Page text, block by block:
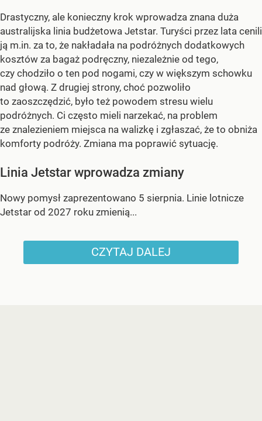
Drastyczny, ale konieczny krok wprowadza znana duża
australijska linia budżetowa Jetstar. Turyści przez lata cenili
ją m.in. za to, że nakładała na podróżnych dodatkowych
kosztów za bagaż podręczny, niezależnie od tego,
czy chodziło o ten pod nogami, czy w większym schowku
nad głową. Z drugiej strony, choć pozwoliło
to zaoszczędzić, było też powodem stresu wielu
podróżnych. Ci często mieli narzekać, na problem
ze znalezieniem miejsca na walizkę i zgłaszać, że to obniża
komforty podróży. Zmiana ma poprawić sytuację.
Linia Jetstar wprowadza zmiany
Nowy pomysł zaprezentowano 5 sierpnia. Linie lotnicze
Jetstar od 2027 roku zmienią...
CZYTAJ DALEJ